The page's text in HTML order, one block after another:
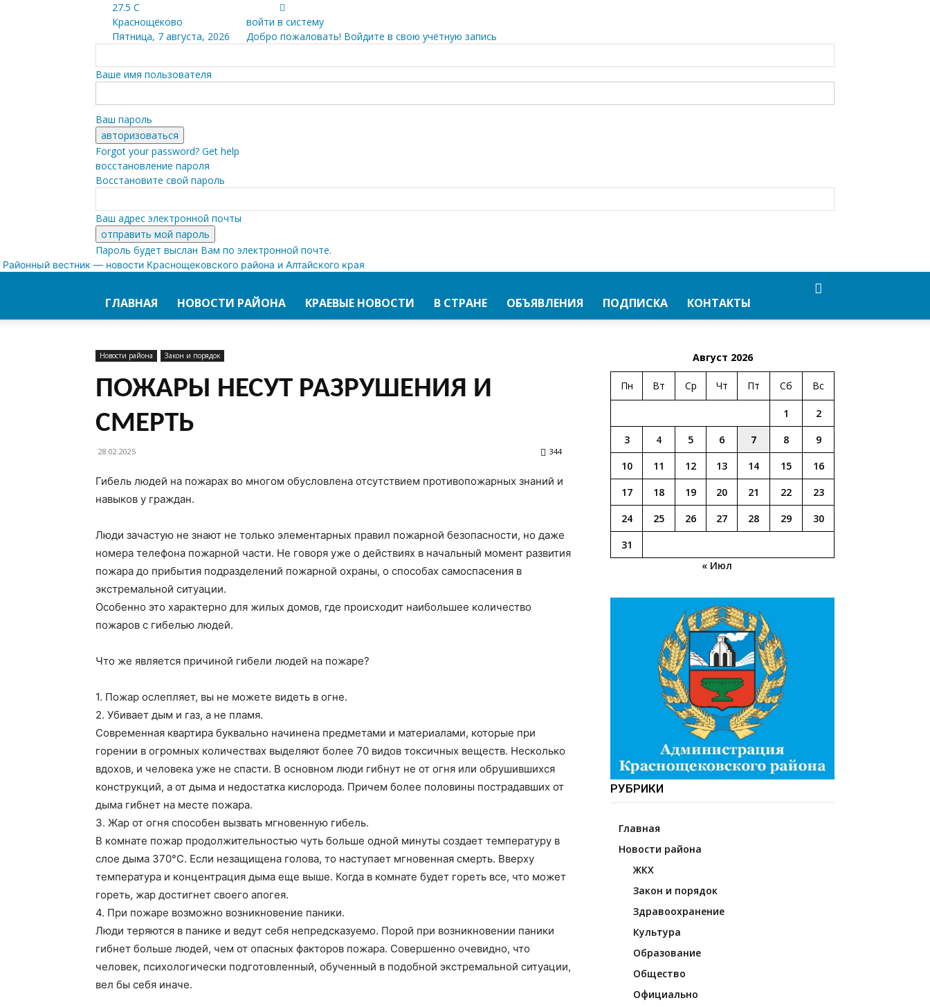
27.5 C
Краснощёково
Пятница, 7 августа, 2026
войти в систему
Добро пожаловать! Войдите в свою учётную запись
Ваше имя пользователя
Ваш пароль
Forgot your password? Get help
восстановление пароля
Восстановите свой пароль
Ваш адрес электронной почты
Пароль будет выслан Вам по электронной почте.
Районный вестник — новости Краснощековского района и Алтайского края
ГЛАВНАЯ НОВОСТИ РАЙОНА КРАЕВЫЕ НОВОСТИ В СТРАНЕ ОБЪЯВЛЕНИЯ ПОДПИСКА КОНТАКТЫ
Новости района Закон и порядок
ПОЖАРЫ НЕСУТ РАЗРУШЕНИЯ И
СМЕРТЬ
28.02.2025 344
Гибель людей на пожарах во многом обусловлена отсутствием противопожарных знаний и
навыков у граждан.
Люди зачастую не знают не только элементарных правил пожарной безопасности, но даже
номера телефона пожарной части. Не говоря уже о действиях в начальный момент развития
пожара до прибытия подразделений пожарной охраны, о способах самоспасения в
экстремальной ситуации.
Особенно это характерно для жилых домов, где происходит наибольшее количество
пожаров с гибелью людей.
Что же является причиной гибели людей на пожаре?
1. Пожар ослепляет, вы не можете видеть в огне.
2. Убивает дым и газ, а не пламя.
Современная квартира буквально начинена предметами и материалами, которые при
горении в огромных количествах выделяют более 70 видов токсичных веществ. Несколько
вдохов, и человека уже не спасти. В основном люди гибнут не от огня или обрушившихся
конструкций, а от дыма и недостатка кислорода. Причем более половины пострадавших от
дыма гибнет на месте пожара.
3. Жар от огня способен вызвать мгновенную гибель.
В комнате пожар продолжительностью чуть больше одной минуты создает температуру в
слое дыма 370°С. Если незащищена голова, то наступает мгновенная смерть. Вверху
температура и концентрация дыма еще выше. Когда в комнате будет гореть все, что может
гореть, жар достигнет своего апогея.
4. При пожаре возможно возникновение паники.
Люди теряются в панике и ведут себя непредсказуемо. Порой при возникновении паники
гибнет больше людей, чем от опасных факторов пожара. Совершенно очевидно, что
человек, психологически подготовленный, обученный в подобной экстремальной ситуации,
вел бы себя иначе.
Август 2026
Пн Вт Ср Чт Пт Сб Вс
1
2
3
4 5 6 7 8
9
10
11 12 13 14 15
16
17
18 19 20 21 22
23
24
25 26 27 28 29
30
31
« Июл
РУБРИКИ
Главная
Новости района
ЖКХ
Закон и порядок
Здравоохранение
Культура
Образование
Общество
Официально